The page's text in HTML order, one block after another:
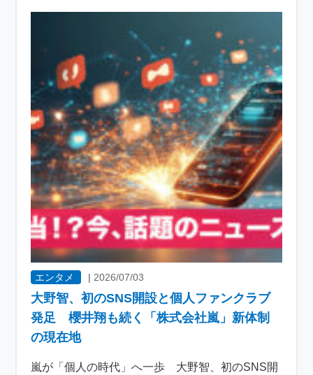
エンタメ | 2026/07/03
大野智、初のSNS開設と個人ファンクラブ
発足 櫻井翔も続く「株式会社嵐」新体制
の現在地
嵐が「個人の時代」へ一歩 大野智、初のSNS開